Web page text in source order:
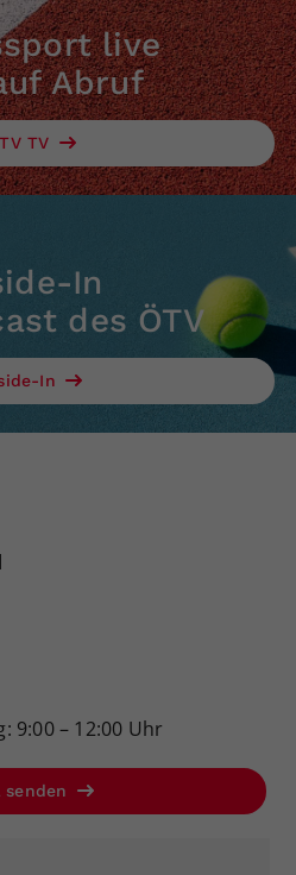
live
Abruf
TV
In
des ÖTV
In
9:00 – 12:00 Uhr
senden